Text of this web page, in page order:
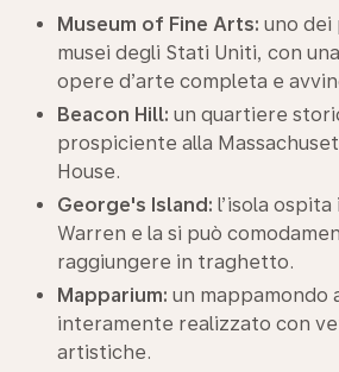
Museum of Fine Arts: uno dei
musei degli Stati Uniti, con
opere d’arte completa e
Beacon Hill: un quartiere
prospiciente alla
House.
George's Island: l’isola
Warren e la si può
raggiungere in traghetto.
Mapparium: un mappamondo
interamente realizzato con
artistiche.